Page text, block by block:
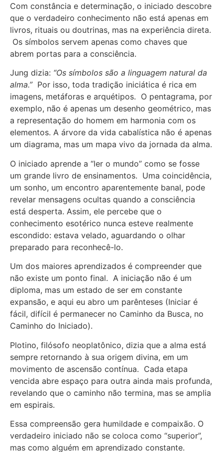
Com constância e determinação, o iniciado descobre
que o verdadeiro conhecimento não está apenas em
livros, rituais ou doutrinas, mas na experiência direta.
Os símbolos servem apenas como chaves que
abrem portas para a consciência.
Jung dizia: “Os símbolos são a linguagem natural da
alma.”Por isso, toda tradição iniciática é rica em
imagens, metáforas e arquétipos. O pentagrama, por
exemplo, não é apenas um desenho geométrico, mas
a representação do homem em harmonia com os
elementos. A árvore da vida cabalística não é apenas
um diagrama, mas um mapa vivo da jornada da alma.
O iniciado aprende a “ler o mundo” como se fosse
um grande livro de ensinamentos. Uma coincidência,
um sonho, um encontro aparentemente banal, pode
revelar mensagens ocultas quando a consciência
está desperta. Assim, ele percebe que o
conhecimento esotérico nunca esteve realmente
escondido: estava velado, aguardando o olhar
preparado para reconhecê-lo.
Um dos maiores aprendizados é compreender que
não existe um ponto final. A iniciação não é um
diploma, mas um estado de ser em constante
expansão, e aqui eu abro um parênteses (Iniciar é
fácil, difícil é permanecer no Caminho da Busca, no
Caminho do Iniciado).
Plotino, filósofo neoplatônico, dizia que a alma está
sempre retornando à sua origem divina, em um
movimento de ascensão contínua. Cada etapa
vencida abre espaço para outra ainda mais profunda,
revelando que o caminho não termina, mas se amplia
em espirais.
Essa compreensão gera humildade e compaixão. O
verdadeiro iniciado não se coloca como “superior”,
mas como alguém em aprendizado constante.